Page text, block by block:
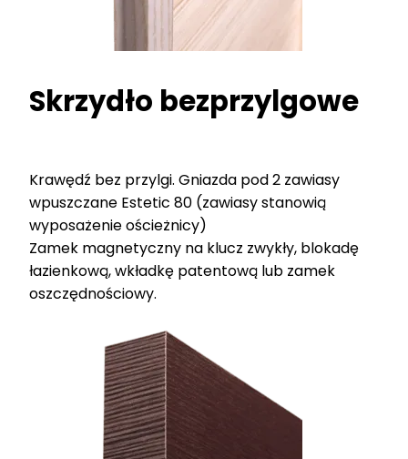
Skrzydło bezprzylgowe
Krawędź bez przylgi. Gniazda pod 2 zawiasy
wpuszczane Estetic 80 (zawiasy stanowią
wyposażenie ościeżnicy)
Zamek magnetyczny na klucz zwykły, blokadę
łazienkową, wkładkę patentową lub zamek
oszczędnościowy.